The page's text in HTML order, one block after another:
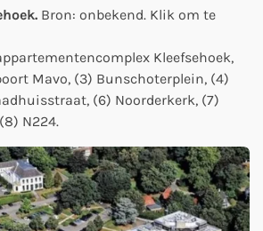
Bron: onbekend. Klik om te
Kleefsehoek,
Mavo, (3) Bunschoterplein, (4)
(6) Noorderkerk, (7)
N224.